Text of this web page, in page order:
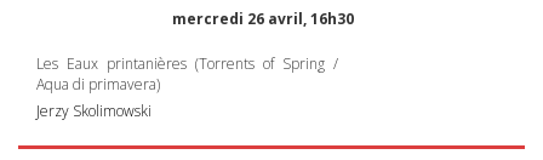
mercredi 26 avril, 16h30
Les Eaux printanières (Torrents of Spring /
Aqua di primavera)
Jerzy Skolimowski